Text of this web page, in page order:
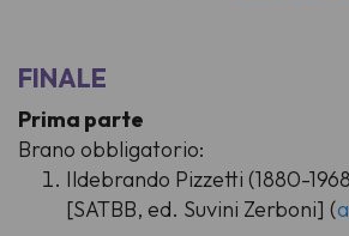
FINALE
Prima parte
Brano obbligatorio:
Ildebrando Pizzetti (1880-
[SATBB, ed. Suvini Zerboni] (